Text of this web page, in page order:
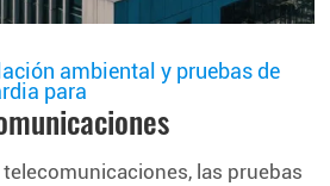
ambiental y pruebas de
para
las pruebas